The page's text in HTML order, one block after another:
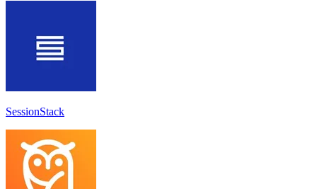
SessionStack